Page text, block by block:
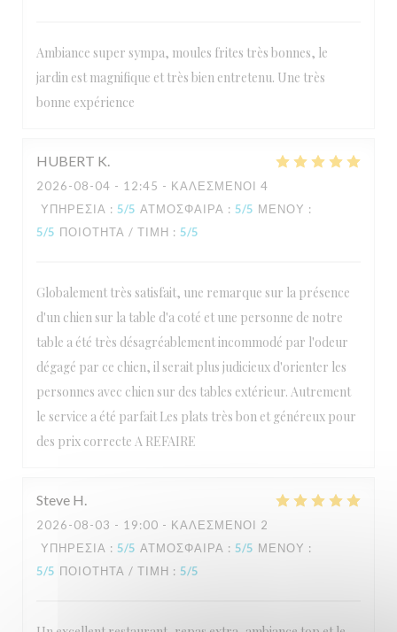
Ambiance super sympa, moules frites très bonnes, le
jardin est magnifique et très bien entretenu. Une très
bonne expérience
HUBERT K
2026-08-04 - 12:45 - ΚΑΛΕΣΜΈΝΟΙ 4
ΥΠΗΡΕΣΊΑ : 5/5 ΑΤΜΌΣΦΑΙΡΑ : 5/5 ΜΕΝΟΎ :
5/5 ΠΟΙΌΤΗΤΑ / ΤΙΜΉ : 5/5
Globalement très satisfait, une remarque sur la présence
d'un chien sur la table d'a coté et une personne de notre
table a été très désagréablement incommodé par l'odeur
dégagé par ce chien, il serait plus judicieux d'orienter les
personnes avec chien sur des tables extérieur. Autrement
le service a été parfait Les plats très bon et généreux pour
des prix correcte A REFAIRE
Steve H
2026-08-03 - 19:00 - ΚΑΛΕΣΜΈΝΟΙ 2
ΥΠΗΡΕΣΊΑ : 5/5 ΑΤΜΌΣΦΑΙΡΑ : 5/5 ΜΕΝΟΎ :
5/5 ΠΟΙΌΤΗΤΑ / ΤΙΜΉ : 5/5